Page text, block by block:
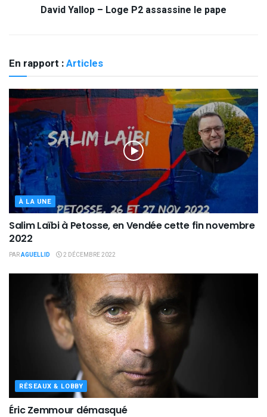
David Yallop – Loge P2 assassine le pape
En rapport :Articles
À LA UNE
Salim Laïbi à Petosse, en Vendée cette fin novembre
2022
PARAGUELLID 2 DÉCEMBRE 2022
RÉSEAUX & LOBBY
Éric Zemmour démasqué